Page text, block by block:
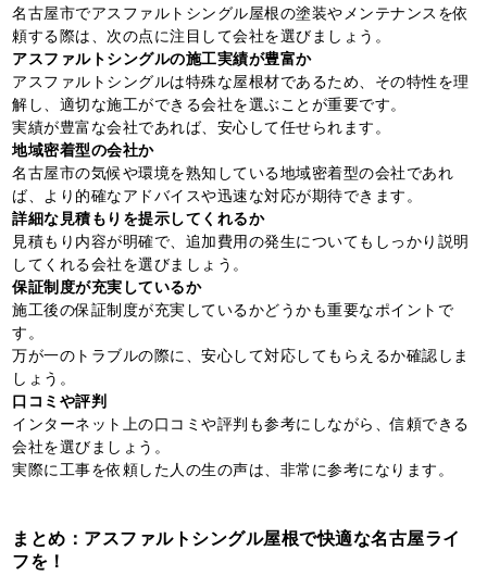
名古屋市でアスファルトシングル屋根の塗装やメンテナンスを依
頼する際は、次の点に注目して会社を選びましょう。
アスファルトシングルの施工実績が豊富か
アスファルトシングルは特殊な屋根材であるため、その特性を理
解し、適切な施工ができる会社を選ぶことが重要です。
実績が豊富な会社であれば、安心して任せられます。
地域密着型の会社か
名古屋市の気候や環境を熟知している地域密着型の会社であれ
ば、より的確なアドバイスや迅速な対応が期待できます。
詳細な見積もりを提示してくれるか
見積もり内容が明確で、追加費用の発生についてもしっかり説明
してくれる会社を選びましょう。
保証制度が充実しているか
施工後の保証制度が充実しているかどうかも重要なポイントで
す。
万が一のトラブルの際に、安心して対応してもらえるか確認しま
しょう。
口コミや評判
インターネット上の口コミや評判も参考にしながら、信頼できる
会社を選びましょう。
実際に工事を依頼した人の生の声は、非常に参考になります。
まとめ：アスファルトシングル屋根で快適な名古屋ライ
フを！